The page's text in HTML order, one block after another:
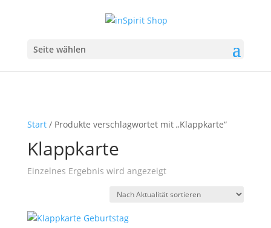
Seite wählen
Start/ Produkte verschlagwortet mit „Klappkarte“
Klappkarte
Einzelnes Ergebnis wird angezeigt